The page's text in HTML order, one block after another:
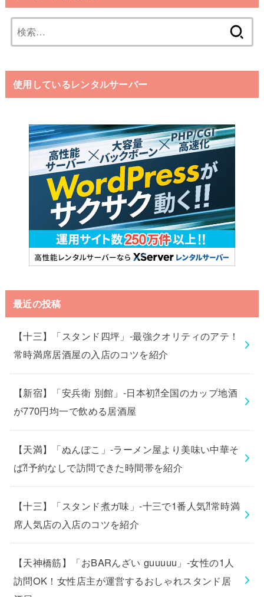
索:
使用しているレンタルサーバー
最近の投稿
【十三】「スタンド四坪」-最強クオリティのアテ！
常時満席居酒屋の入店のコツを紹介
【新宿】「安兵衛 別館」-日本初⁈全国のカップ地酒
が770円均一で飲める居酒屋
【天満】「ぬんぽこ」-ラーメン屋より美味い中華そ
ば⁈予約なしで訪問できた時間帯を紹介
【十三】「スタンド煮ガ味」-十三で1番人気⁈常時満
席人気店の入店のコツを紹介
【天神橋筋】「おBARんざい guuuuu」-女性の1人
訪問OK！女性店主が運営するおしゃれスタンド居